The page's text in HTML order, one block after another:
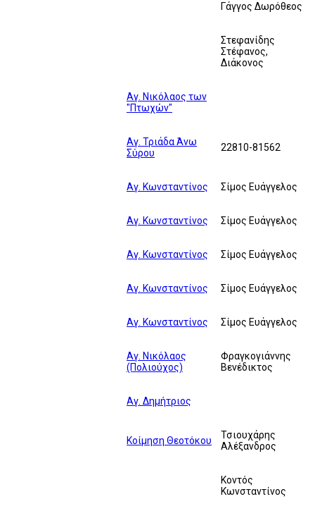
Γάγγος Δωρόθεος
Στεφανίδης
Στέφανος,
Διάκονος
Αγ. Νικόλαος των
"Πτωχών"
Αγ. Τριάδα Άνω
Σύρου
22810-81562
Αγ. Κωνσταντίνος Σίμος Ευάγγελος
Αγ. Κωνσταντίνος Σίμος Ευάγγελος
Αγ. Κωνσταντίνος Σίμος Ευάγγελος
Αγ. Κωνσταντίνος Σίμος Ευάγγελος
Αγ. Κωνσταντίνος Σίμος Ευάγγελος
Αγ. Νικόλαος
(Πολιούχος)
Φραγκογιάννης
Βενέδικτος
Αγ. Δημήτριος
Κοίμηση Θεοτόκου
Τσιουχάρης
Αλέξανδρος
Κοντός
Κωνσταντίνος